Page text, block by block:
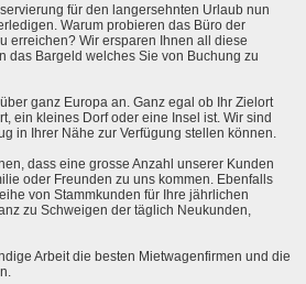
für den langersehnten Urlaub nun
Warum probieren das Büro der
erreichen? Wir ersparen Ihnen all diese
das Bargeld welches Sie von Buchung zu
ganz Europa an. Ganz egal ob Ihr Zielort
ein kleines Dorf oder eine Insel ist. Wir sind
in Ihrer Nähe zur Verfügung stellen können.
dass eine grosse Anzahl unserer Kunden
oder Freunden zu uns kommen. Ebenfalls
von Stammkunden für Ihre jährlichen
zu Schweigen der täglich Neukunden,
Arbeit die besten Mietwagenfirmen und die